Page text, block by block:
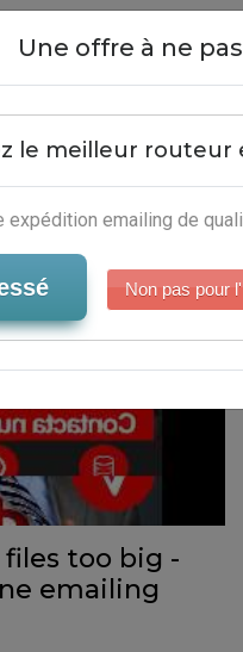
Big - Editeur
too big -
emailing
Close
Une offre à ne
le meilleur routeur
expédition emailing de
Non pas pour